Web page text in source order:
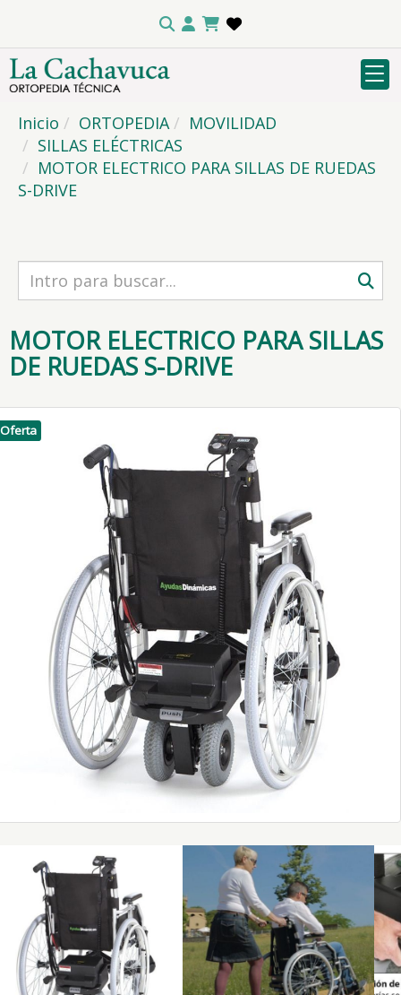
Inicio ORTOPEDIA
MOVILIDAD
SILLAS ELÉCTRICAS
MOTOR ELECTRICO PARA SILLAS DE RUEDAS
S-DRIVE
MOTOR ELECTRICO PARA SILLAS
DE RUEDAS S-DRIVE
Oferta